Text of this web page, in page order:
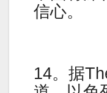
信心。
14。据